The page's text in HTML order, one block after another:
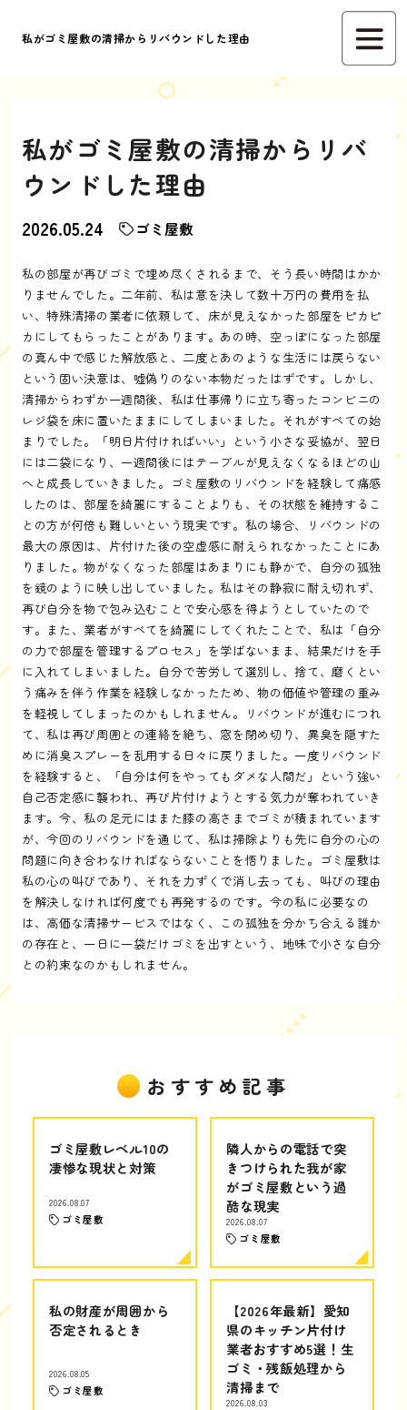
私がゴミ屋敷の清掃からリバウンドした理由
私がゴミ屋敷の清掃からリバ
ウンドした理由
2026.05.24 ゴミ屋敷
私の部屋が再びゴミで埋め尽くされるまで、そう長い時間はかか
りませんでした。二年前、私は意を決して数十万円の費用を払
い、特殊清掃の業者に依頼して、床が見えなかった部屋をピカピ
カにしてもらったことがあります。あの時、空っぽになった部屋
の真ん中で感じた解放感と、二度とあのような生活には戻らない
という固い決意は、嘘偽りのない本物だったはずです。しかし、
清掃からわずか一週間後、私は仕事帰りに立ち寄ったコンビニの
レジ袋を床に置いたままにしてしまいました。それがすべての始
まりでした。「明日片付ければいい」という小さな妥協が、翌日
には二袋になり、一週間後にはテーブルが見えなくなるほどの山
へと成長していきました。ゴミ屋敷のリバウンドを経験して痛感
したのは、部屋を綺麗にすることよりも、その状態を維持するこ
との方が何倍も難しいという現実です。私の場合、リバウンドの
最大の原因は、片付けた後の空虚感に耐えられなかったことにあ
りました。物がなくなった部屋はあまりにも静かで、自分の孤独
を鏡のように映し出していました。私はその静寂に耐え切れず、
再び自分を物で包み込むことで安心感を得ようとしていたので
す。また、業者がすべてを綺麗にしてくれたことで、私は「自分
の力で部屋を管理するプロセス」を学ばないまま、結果だけを手
に入れてしまいました。自分で苦労して選別し、捨て、磨くとい
う痛みを伴う作業を経験しなかったため、物の価値や管理の重み
を軽視してしまったのかもしれません。リバウンドが進むにつれ
て、私は再び周囲との連絡を絶ち、窓を閉め切り、異臭を隠すた
めに消臭スプレーを乱用する日々に戻りました。一度リバウンド
を経験すると、「自分は何をやってもダメな人間だ」という強い
自己否定感に襲われ、再び片付けようとする気力が奪われていき
ます。今、私の足元にはまた膝の高さまでゴミが積まれています
が、今回のリバウンドを通じて、私は掃除よりも先に自分の心の
問題に向き合わなければならないことを悟りました。ゴミ屋敷は
私の心の叫びであり、それを力ずくで消し去っても、叫びの理由
を解決しなければ何度でも再発するのです。今の私に必要なの
は、高価な清掃サービスではなく、この孤独を分かち合える誰か
の存在と、一日に一袋だけゴミを出すという、地味で小さな自分
との約束なのかもしれません。
おすすめ記事
ゴミ屋敷レベル10の
凄惨な現状と対策
2026.08.07
ゴミ屋敷
隣人からの電話で突
きつけられた我が家
がゴミ屋敷という過
酷な現実
2026.08.07
ゴミ屋敷
私の財産が周囲から
否定されるとき
2026.08.05
ゴミ屋敷
【2026年最新】愛知
県のキッチン片付け
業者おすすめ5選！生
ゴミ・残飯処理から
清掃まで
2026.08.03